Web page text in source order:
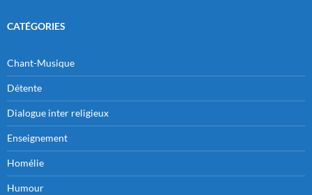
CATÉGORIES
Chant-Musique
Détente
Dialogue inter religieux
Enseignement
Homélie
Humour